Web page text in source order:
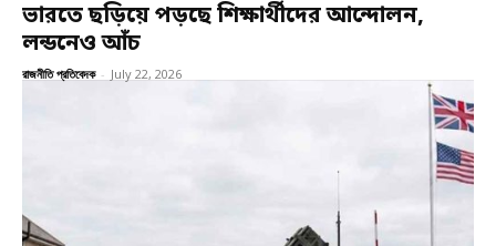
ভারতে ছড়িয়ে পড়ছে শিক্ষার্থীদের আন্দোলন,
লন্ডনেও আঁচ
রাজনীতি প্রতিবেদক - July 22, 2026